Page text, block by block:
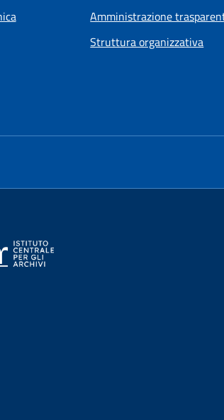
Amministrazione
Struttura organizzativa
scheda